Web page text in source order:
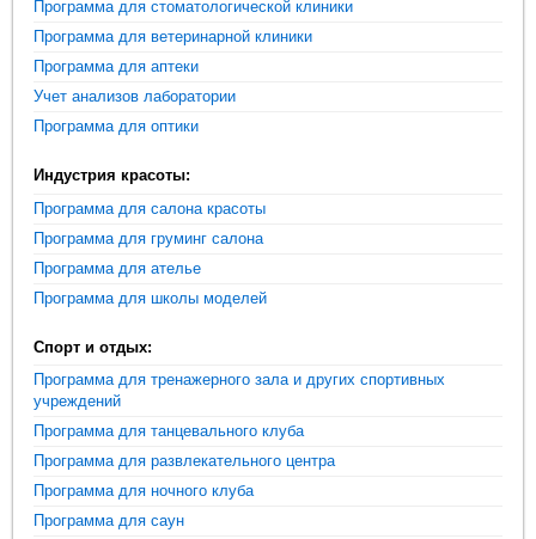
Программа для стоматологической клиники
Программа для ветеринарной клиники
Программа для аптеки
Учет анализов лаборатории
Программа для оптики
Индустрия красоты:
Программа для салона красоты
Программа для груминг салона
Программа для ателье
Программа для школы моделей
Спорт и отдых:
Программа для тренажерного зала и других спортивных
учреждений
Программа для танцевального клуба
Программа для развлекательного центра
Программа для ночного клуба
Программа для саун